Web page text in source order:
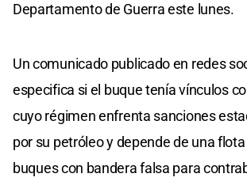
Departamento de Guerra este lunes.
Un comunicado publicado en redes
especifica si el buque tenía vínculos
cuyo régimen enfrenta sanciones
por su petróleo y depende de una
buques con bandera falsa para